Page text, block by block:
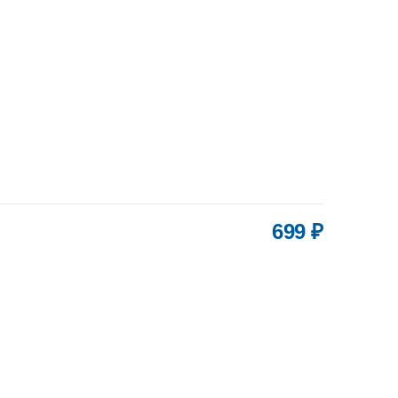
699 ₽